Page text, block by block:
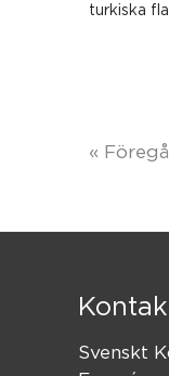
turkiska
«
Svenskt